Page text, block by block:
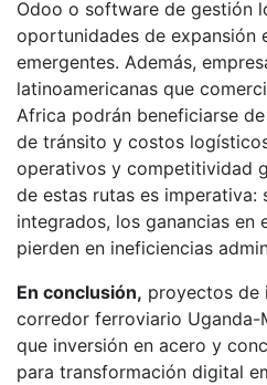
Odoo o software de gestión
oportunidades de expansión
emergentes. Además,
latinoamericanas que
Africa podrán beneficiarse
de tránsito y costos
operativos y competitividad
de estas rutas es imperativa:
integrados, los ganancias en
pierden en ineficiencias
En conclusión, proyectos de
corredor ferroviario Uganda-
que inversión en acero y
para transformación digital